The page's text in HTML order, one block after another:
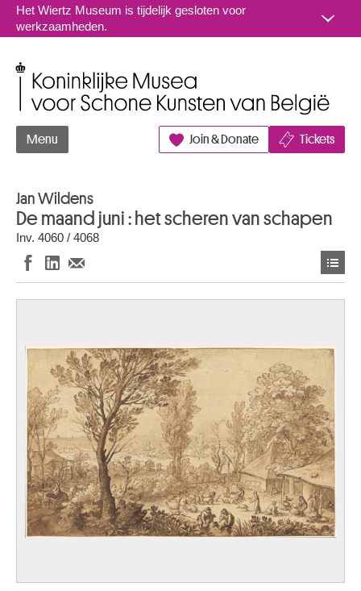
Naar inhoud
Het Wiertz Museum is tijdelijk gesloten voor
werkzaamheden.
Menu Join & Donate Tickets
Jan Wildens
De maand juni : het scheren van schapen
Inv. 4060 / 4068